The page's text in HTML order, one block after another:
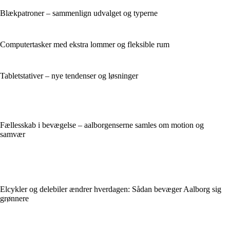
Blækpatroner – sammenlign udvalget og typerne
Computertasker med ekstra lommer og fleksible rum
Tabletstativer – nye tendenser og løsninger
Fællesskab i bevægelse – aalborgenserne samles om motion og
samvær
Elcykler og delebiler ændrer hverdagen: Sådan bevæger Aalborg sig
grønnere